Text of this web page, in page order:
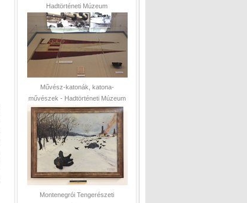
Hadtörténeti Múzeum
Művész-katonák, katona-
művészek - Hadtörténeti Múzeum
Montenegrói Tengerészeti